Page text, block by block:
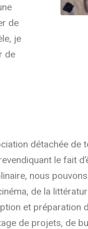
de
je
de
détachée
le fait
nous
de la
et préparation
de projets, de